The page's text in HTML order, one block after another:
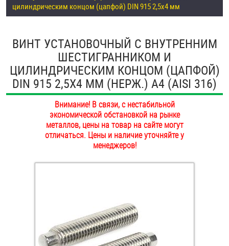
ОПТ
ОПЛАТА И ДОСТАВКА
НАШИ МАГАЗИНЫ
Антивандальный крепёж, инструмент
Болты и винты
Втулки
Гайки
Дюбели
Дюймовый крепёж
Крюки, кольца с метрической резьбой
цилиндрическим концом (цапфой) DIN 915 2,5х4 мм
ВИНТ УСТАНОВОЧНЫЙ С ВНУТРЕННИМ
ШЕСТИГРАННИКОМ И
ЦИЛИНДРИЧЕСКИМ КОНЦОМ (ЦАПФОЙ)
DIN 915 2,5Х4 ММ (НЕРЖ.) A4 (AISI 316)
Внимание! В связи, с нестабильной
экономической обстановкой на рынке
металлов, цены на товар на сайте могут
отличаться. Цены и наличие уточняйте у
менеджеров!